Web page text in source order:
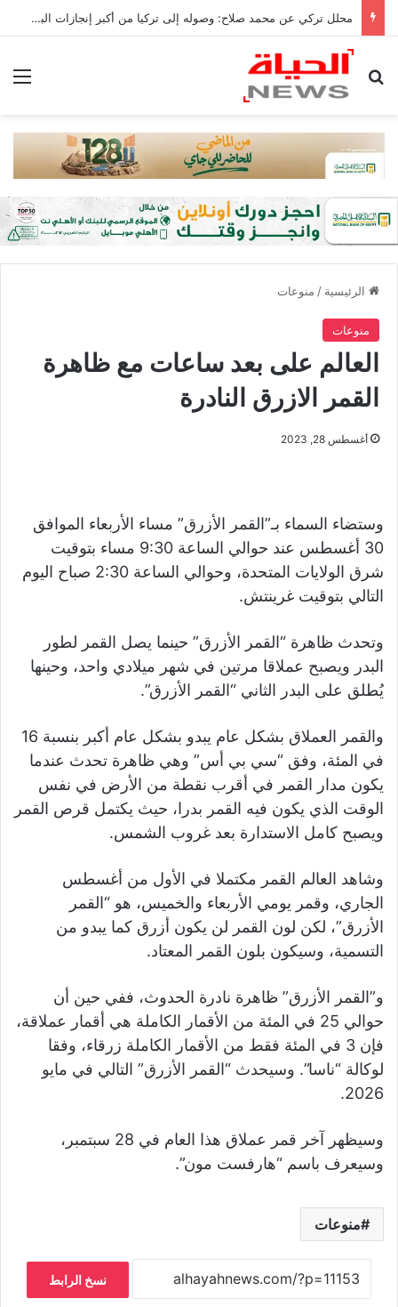
محلل تركي عن محمد صلاح: وصوله إلى تركيا من أكبر إنجازات البلاد
بحث عن
الرئيسية / منوعات
منوعات
العالم على بعد ساعات مع ظاهرة
القمر الازرق النادرة
أغسطس 28, 2023
وستضاء السماء بـ”القمر الأزرق” مساء الأربعاء الموافق
30 أغسطس عند حوالي الساعة 9:30 مساء بتوقيت
شرق الولايات المتحدة، وحوالي الساعة 2:30 صباح اليوم
التالي بتوقيت غرينتش.
وتحدث ظاهرة “القمر الأزرق” حينما يصل القمر لطور
البدر ويصبح عملاقا مرتين في شهر ميلادي واحد، وحينها
يُطلق على البدر الثاني “القمر الأزرق”.
والقمر العملاق بشكل عام يبدو بشكل عام أكبر بنسبة 16
في المئة، وفق “سي بي أس” وهي ظاهرة تحدث عندما
يكون مدار القمر في أقرب نقطة من الأرض في نفس
الوقت الذي يكون فيه القمر بدرا، حيث يكتمل قرص القمر
ويصبح كامل الاستدارة بعد غروب الشمس.
وشاهد العالم القمر مكتملا في الأول من أغسطس
الجاري، وقمر يومي الأربعاء والخميس، هو “القمر
الأزرق”، لكن لون القمر لن يكون أزرق كما يبدو من
التسمية، وسيكون بلون القمر المعتاد.
و”القمر الأزرق” ظاهرة نادرة الحدوث، ففي حين أن
حوالي 25 في المئة من الأقمار الكاملة هي أقمار عملاقة،
فإن 3 في المئة فقط من الأقمار الكاملة زرقاء، وفقا
لوكالة “ناسا”. وسيحدث “القمر الأزرق” التالي في مايو
2026.
وسيظهر آخر قمر عملاق هذا العام في 28 سبتمبر،
وسيعرف باسم “هارفست مون”.
منوعات
نسخ الرابط